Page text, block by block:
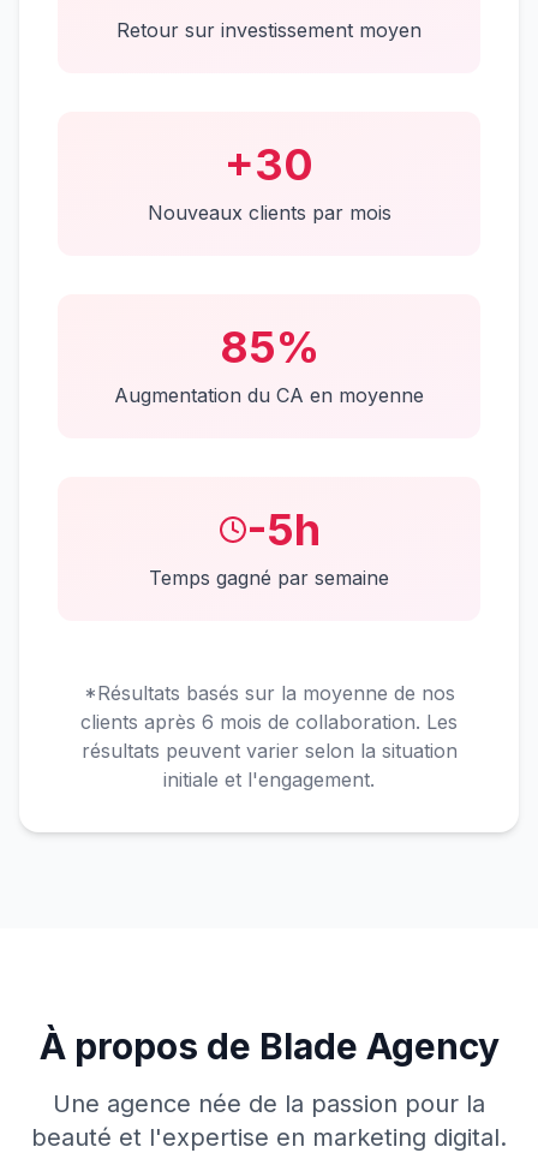
Retour sur investissement moyen
+30
Nouveaux clients par mois
85%
Augmentation du CA en moyenne
-5h
Temps gagné par semaine
*Résultats basés sur la moyenne de nos
clients après 6 mois de collaboration. Les
résultats peuvent varier selon la situation
initiale et l'engagement.
À propos de Blade Agency
Une agence née de la passion pour la
beauté et l'expertise en marketing digital.